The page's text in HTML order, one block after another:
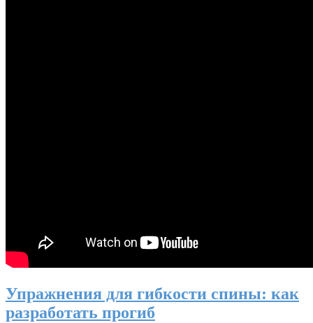
Упражнения для гибкости спины: как
разработать прогиб